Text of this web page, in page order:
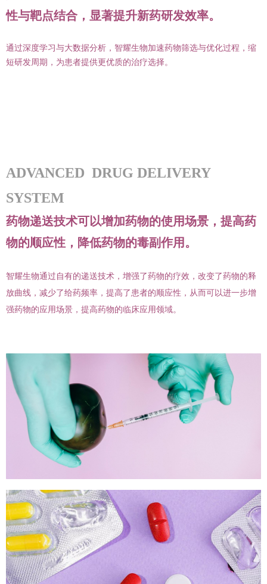
ADVANCED DRUG DELIVERY
SYSTEM
药物递送技术可以增加药物的使用场景，提高药
物的顺应性，降低药物的毒副作用。
智耀生物通过自有的递送技术，增强了药物的疗效，改变了药物的释
放曲线，减少了给药频率，提高了患者的顺应性，从而可以进一步增
强药物的应用场景，提高药物的临床应用领域。
性与靶点结合，显著提升新药研发效率。
通过深度学习与大数据分析，智耀生物加速药物筛选与优化过程，缩
短研发周期，为患者提供更优质的治疗选择。